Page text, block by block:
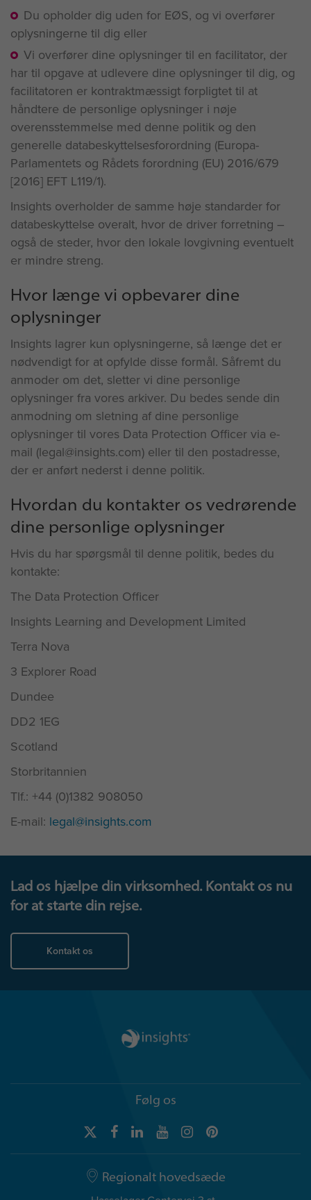
Du opholder dig uden for EØS, og vi overfører
oplysningerne til dig eller
Vi overfører dine oplysninger til en facilitator, der
har til opgave at udlevere dine oplysninger til dig, og
facilitatoren er kontraktmæssigt forpligtet til at
håndtere de personlige oplysninger i nøje
overensstemmelse med denne politik og den
generelle databeskyttelsesforordning (Europa-
Parlamentets og Rådets forordning (EU) 2016/679
[2016] EFT L119/1).
Insights overholder de samme høje standarder for
databeskyttelse overalt, hvor de driver forretning –
også de steder, hvor den lokale lovgivning eventuelt
er mindre streng.
Hvor længe vi opbevarer dine
oplysninger
Insights lagrer kun oplysningerne, så længe det er
nødvendigt for at opfylde disse formål. Såfremt du
anmoder om det, sletter vi dine personlige
oplysninger fra vores arkiver. Du bedes sende din
anmodning om sletning af dine personlige
oplysninger til vores Data Protection Officer via e-
mail (legal@insights.com) eller til den postadresse,
der er anført nederst i denne politik.
Hvordan du kontakter os vedrørende
dine personlige oplysninger
Hvis du har spørgsmål til denne politik, bedes du
kontakte:
The Data Protection Officer
Insights Learning and Development Limited
Terra Nova
3 Explorer Road
Dundee
DD2 1EG
Scotland
Storbritannien
Tlf.: +44 (0)1382 908050
E-mail: legal@insights.com
Lad os hjælpe din virksomhed. Kontakt os nu
for at starte din rejse.
Kontakt os
Følg os
Regionalt hovedsæde